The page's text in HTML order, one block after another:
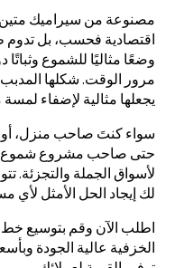
مصنوعة من سيراميك
اقتصادية فحسب، بل تدوم
وضعًا مثاليًا للشموع وثباتًا
مرور الوقت. شكلها
يجعلها مثالية لإضفاء
سواء كنتَ صاحب منزل، أو
حتى صاحب مشروع شموع
لأسواق الجملة والتجزئة.
لك إيجاد الحل الأمثل لأي
اطلب الآن وقم بتوسيع
الخزفية عالية الجودة